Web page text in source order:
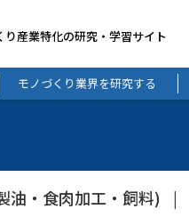
産業特化の研究・学習サイト
モノづくり業界を研究する
油・食肉加工・飼料)